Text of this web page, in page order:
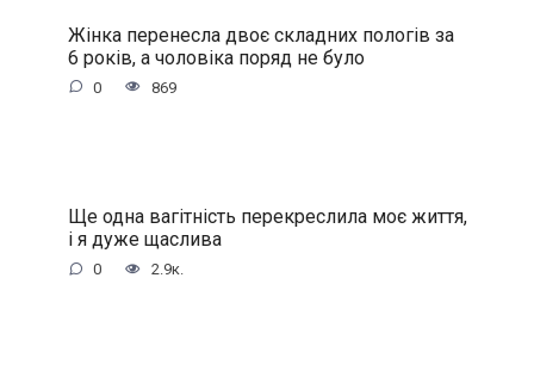
Жінка перенесла двоє складних пологів за
6 років, а чоловіка поряд не було
0 869
Ще одна вагітність перекреслила моє життя,
і я дуже щаслива
0 2.9к.